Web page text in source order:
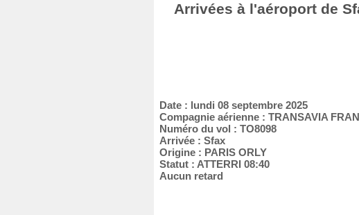
Arrivées à l'aéroport de
Date : lundi 08 septembre 2025
Compagnie aérienne : TRANSAVIA
Numéro du vol : TO8098
Arrivée : Sfax
Origine : PARIS ORLY
Statut : ATTERRI 08:40
Aucun retard